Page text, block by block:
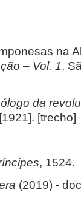
na
– Vol. 1.
da
[trecho]
, 1524.
(2019) -